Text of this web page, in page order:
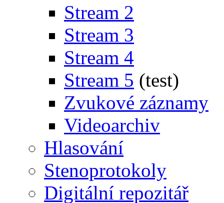
Stream 2
Stream 3
Stream 4
Stream 5 (test)
Zvukové záznamy
Videoarchiv
Hlasování
Stenoprotokoly
Digitální repozitář